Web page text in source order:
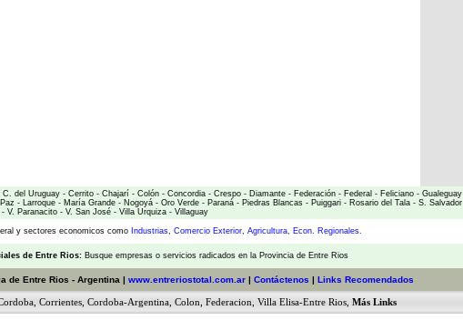
C. del Uruguay - Cerrito - Chajarí - Colón - Concordia - Crespo - Diamante - Federación - Federal - Feliciano - Gualeguay
- Larroque - María Grande - Nogoyá - Oro Verde - Paraná - Piedras Blancas - Puiggari - Rosario del Tala - S. Salvador
- V. Paranacito - V. San José - Villa Urquiza - Villaguay
y sectores economicos como Industrias, Comercio Exterior, Agricultura, Econ. Regionales.
de Entre Rios: Busque empresas o servicios radicados en la Provincia de Entre Rios
de Entre Rios - Argentina | www.entreriostotal.com.ar| Contáctenos | Links Recomendados
Corrientes Cordoba-Argentina Colon Federacion Villa Elisa-Entre Rios Más Links